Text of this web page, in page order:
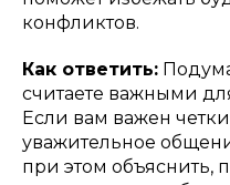
конфликтов.
Как ответить:
считаете важными
Если вам важен
уважительное
при этом объяснить,